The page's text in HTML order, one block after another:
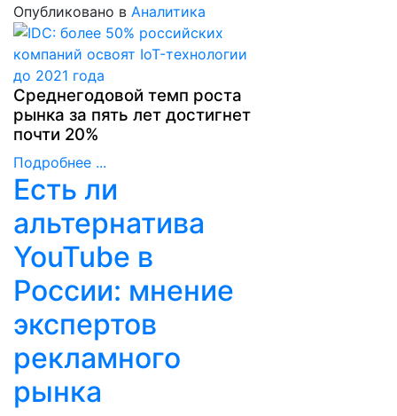
Опубликовано в Аналитика
Среднегодовой темп роста
рынка за пять лет достигнет
почти 20%
Подробнее ...
Есть ли
альтернатива
YouTube в
России: мнение
экспертов
рекламного
рынка